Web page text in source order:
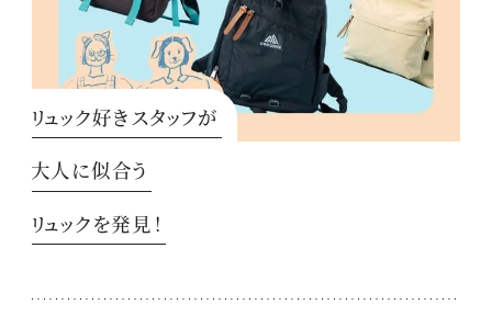
リュック好きスタッフが
大人に似合う
リュックを発見！